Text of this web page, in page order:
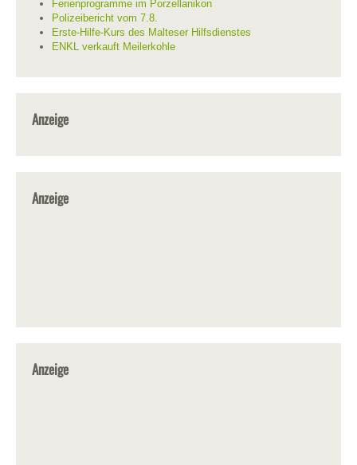
Ferienprogramme im Porzellanikon
Polizeibericht vom 7.8.
Erste-Hilfe-Kurs des Malteser Hilfsdienstes
ENKL verkauft Meilerkohle
Anzeige
Anzeige
Anzeige